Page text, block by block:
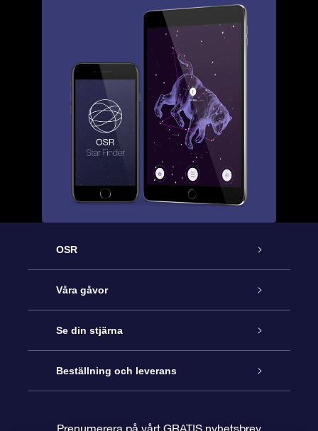
OSR
Kundtjänst
Kontakta oss
Blogg
Våra gåvor
Online-Stjärngåva
OSR Gåvopaket
Se din stjärna
Stjärnregiste
Beställning och leverans
Prenumerera på vårt GRATIS nyhetsbrev